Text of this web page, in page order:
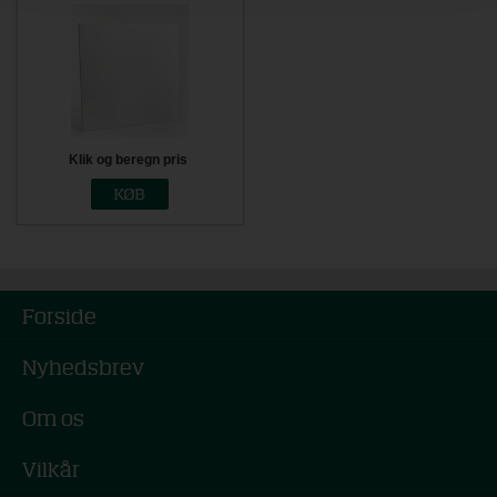
Klik og beregn pris
Forside
Nyhedsbrev
Om os
Vilkår